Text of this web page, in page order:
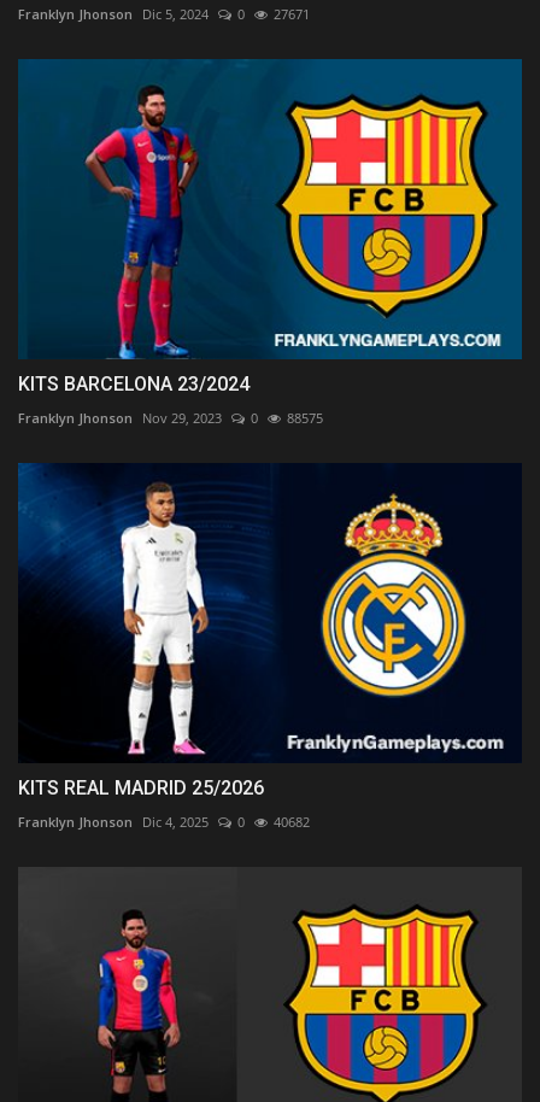
Franklyn Jhonson Dic 5, 2024 0 27671
KITS BARCELONA 23/2024
Franklyn Jhonson Nov 29, 2023 0 88575
KITS REAL MADRID 25/2026
Franklyn Jhonson Dic 4, 2025 0 40682